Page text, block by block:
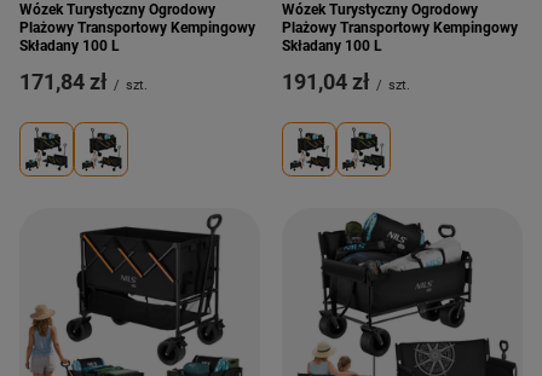
Wózek Turystyczny Ogrodowy
Plażowy Transportowy Kempingowy
Składany 100 L
171,84 zł / szt.
Wózek Turystyczny Ogrodowy
Plażowy Transportowy Kempingowy
Składany 100 L
191,04 zł / szt.